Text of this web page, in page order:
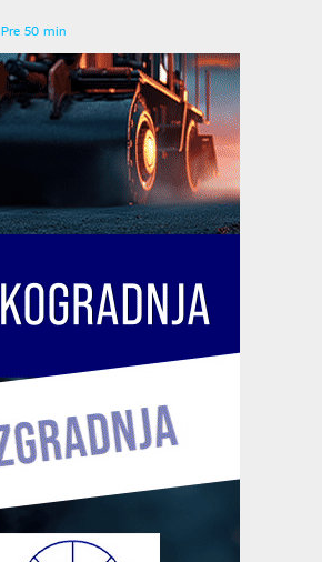
Pre 50 min